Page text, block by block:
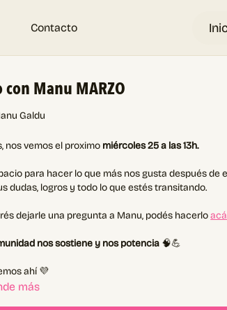
Contacto
con Manu MARZO
Galdu
nos vemos el proximo miércoles 25 a las 13h.
para hacer lo que más nos gusta después de
dudas, logros y todo lo que estés transitando.
dejarle una pregunta a Manu, podés hacerloacá
nos sostiene y nos potencia 🧠💪
ahí 💜
más